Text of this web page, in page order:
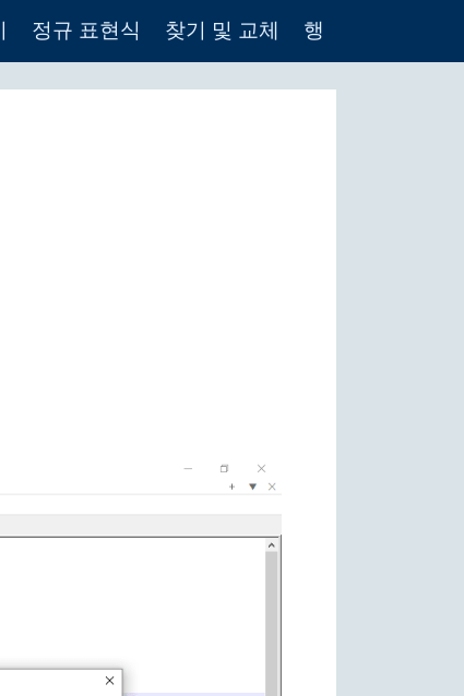
정규 표현식 찾기 및 교체 행